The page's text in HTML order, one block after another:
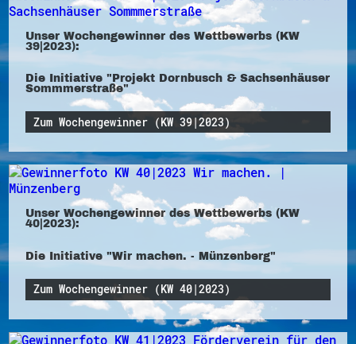
Unser Wochengewinner des Wettbewerbs (KW
39|2023):
Die Initiative "Projekt Dornbusch & Sachsenhäuser
Sommmerstraße"
Zum Wochengewinner (KW 39|2023)
Unser Wochengewinner des Wettbewerbs (KW
40|2023):
Die Initiative "Wir machen. - Münzenberg"
Zum Wochengewinner (KW 40|2023)